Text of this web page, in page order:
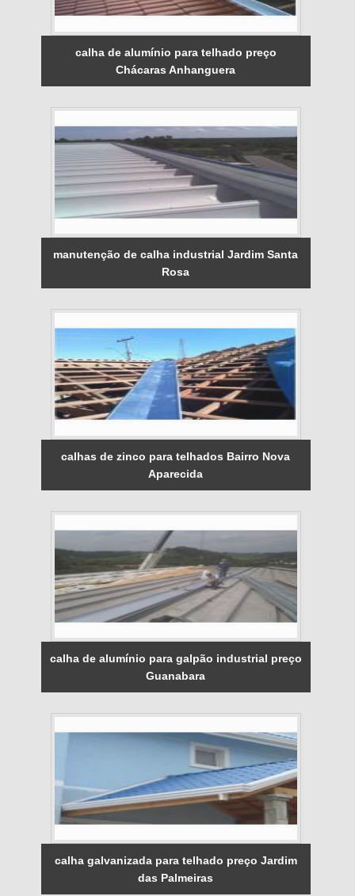
calha de alumínio para telhado preço
Chácaras Anhanguera
manutenção de calha industrial Jardim Santa
Rosa
calhas de zinco para telhados Bairro Nova
Aparecida
calha de alumínio para galpão industrial preço
Guanabara
calha galvanizada para telhado preço Jardim
das Palmeiras